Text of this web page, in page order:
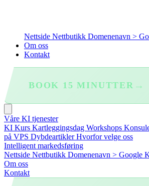
Nettside Nettbutikk Domenenavn >
Om oss
Kontakt
BOOK 15 MINUTTER →
Våre KI tjenester
KI Kurs Kartleggingsdag Workshops
på VPS DybdeartiklerHvorfor velge oss
Intelligent markedsføring
Nettside Nettbutikk Domenenavn > Google
Om oss
Kontakt